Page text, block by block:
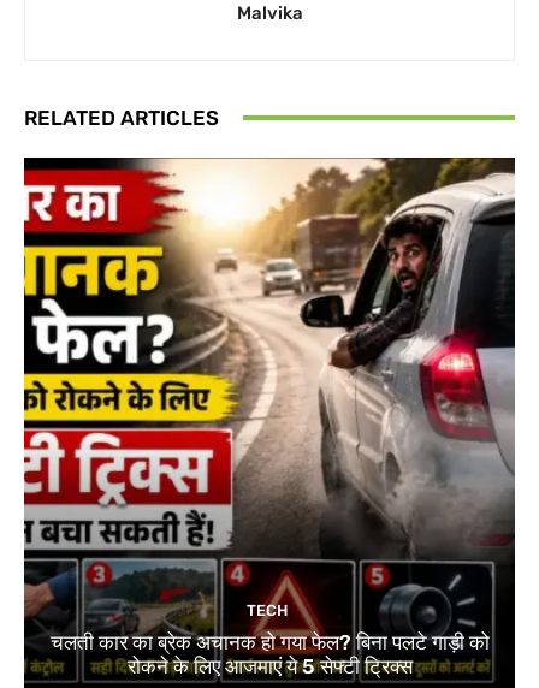
Malvika
RELATED ARTICLES
TECH
चलती कार का ब्रेक अचानक हो गया फेल? बिना पलटे गाड़ी को
रोकने के लिए आजमाएं ये 5 सेफ्टी ट्रिक्स